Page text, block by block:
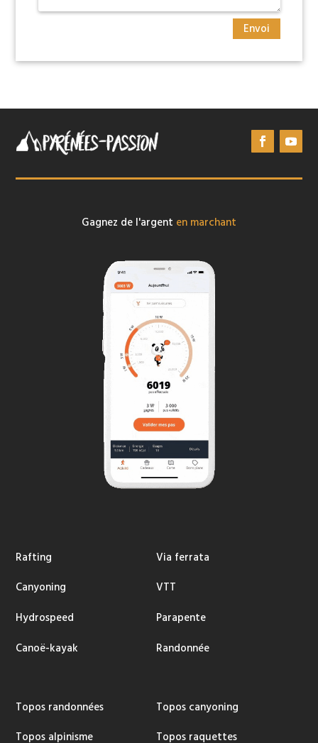
Envoi
Gagnez de l'argent en marchant
Rafting
Canyoning
Hydrospeed
Canoë-kayak
Via ferrata
VTT
Parapente
Randonnée
Topos randonnées
Topos alpinisme
Topos canyoning
Topos raquettes